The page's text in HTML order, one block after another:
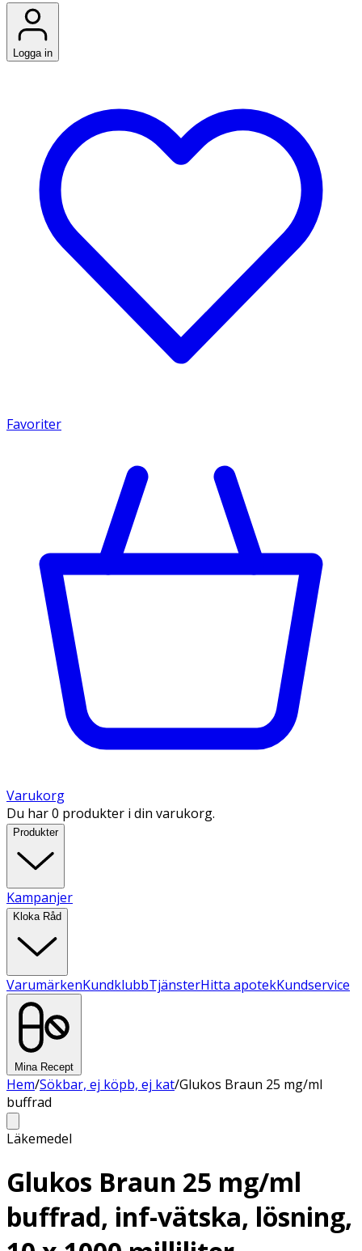
Logga in
Favoriter
Varukorg
Du har 0 produkter i din varukorg.
Produkter
Kampanjer
Kloka Råd
VarumärkenKundklubbTjänsterHitta apotekKundservice
Mina Recept
Hem/Sökbar, ej köpb, ej kat/Glukos Braun 25 mg/ml
buffrad
Läkemedel
Glukos Braun 25 mg/ml
buffrad, inf-vätska, lösning,